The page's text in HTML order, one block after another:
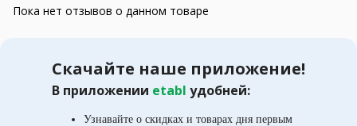
Пока нет отзывов о данном товаре
Скачайте наше приложение!
В приложении etabl удобней:
Узнавайте о скидках и товарах дня первым